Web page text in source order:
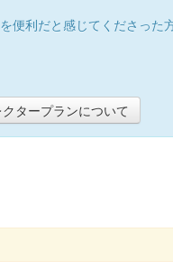
利だと感じてくださった
クタープランについて